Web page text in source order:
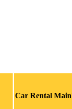
Car Rental